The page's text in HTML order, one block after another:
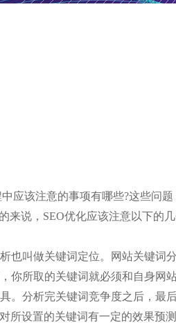
应该注意的事项有哪些?这些问
来说，SEO优化应该注意以下的几
也叫做关键词定位。网站关键词
你所取的关键词就必须和自身网
。分析完关键词竞争度之后，最
所设置的关键词有一定的效果预